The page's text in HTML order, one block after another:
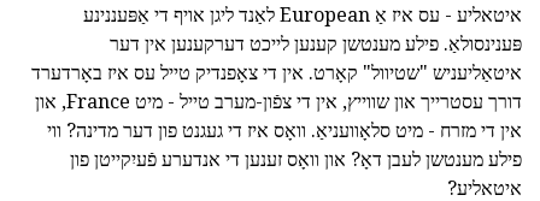
איטאליע - עס איז אַ European לאַנד ליגן אויף די אַפּעננינע
פּענינסולאַ. פילע מענטשן קענען לייכט דערקענען אין דער
איטאַליעניש "שטיוול" קאָרט. אין די צאָפנדיק טייל עס איז באָרדערד
דורך עסטרייך און שווייץ, אין די צפֿון-מערב טייל - מיט France, און
אין די מזרח - מיט סלאָוועניאַ. וואָס איז די געגנט פון דער מדינה? ווי
פילע מענטשן לעבן דאָ? און וואָס זענען די אנדערע פֿעיִקייטן פון
איטאליע?